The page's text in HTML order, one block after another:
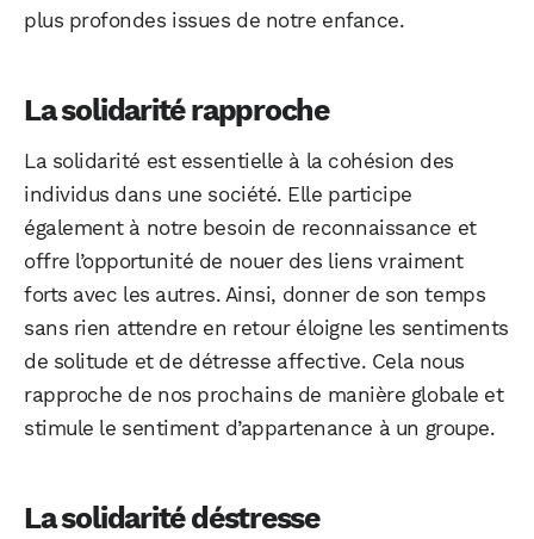
plus profondes issues de notre enfance.
La solidarité rapproche
La solidarité est essentielle à la cohésion des
individus dans une société. Elle participe
également à notre besoin de reconnaissance et
offre l’opportunité de nouer des liens vraiment
forts avec les autres. Ainsi, donner de son temps
sans rien attendre en retour éloigne les sentiments
de solitude et de détresse affective. Cela nous
rapproche de nos prochains de manière globale et
stimule le sentiment d’appartenance à un groupe.
La solidarité déstresse